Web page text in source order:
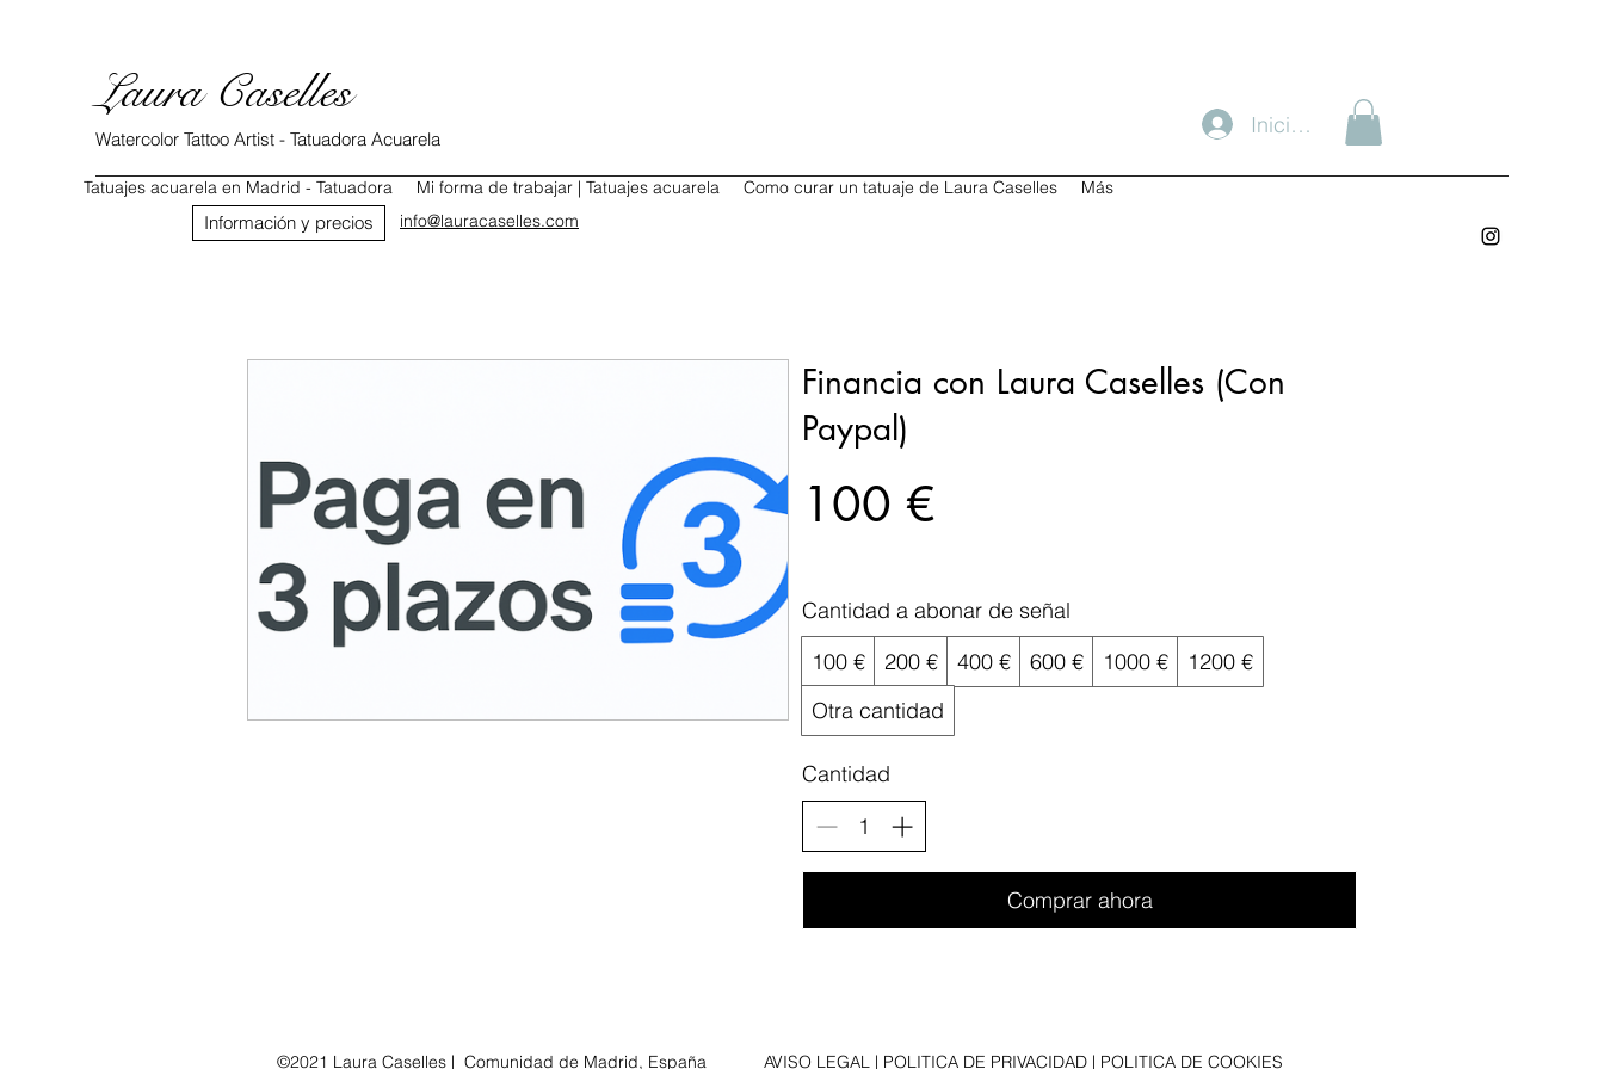
Laura Caselles
Watercolor Tattoo Artist - Tatuadora Acuarela
Tatuajes acuarela en Madrid - Tatuadora Mi forma de trabajar | Tatuajes acuarela Como curar un tatuaje de Laura Caselles Más
Información y precios info@lauracaselles.com
Iniciar sesión
Financia con Laura Caselles (Con
Paypal)
100 €
Cantidad a abonar de señal
100 €
200 € 400 € 600 € 1000 €
1200 €
Otra cantidad
Cantidad
Comprar ahora
©2021 Laura Caselles | Comunidad de Madrid, España AVISO LEGAL | POLITICA DE PRIVACIDAD | POLITICA DE COOKIES